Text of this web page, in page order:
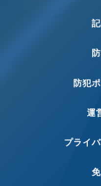
防犯
運
プライ